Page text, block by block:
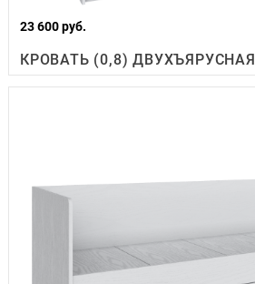
23 600 руб.
КРОВАТЬ (0,8) ДВУХЪЯРУСНАЯ